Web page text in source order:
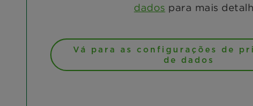
dados para mais
Vá para as configurações de
de dados